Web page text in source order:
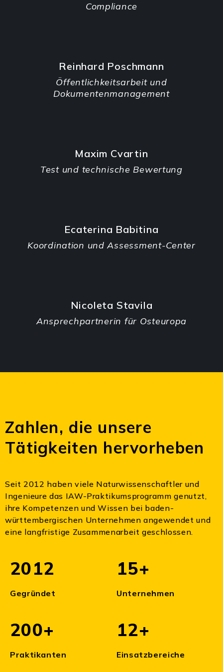
Compliance
Reinhard Poschmann
Öffentlichkeitsarbeit und
Dokumentenmanagement
Maxim Cvartin
Test und technische Bewertung
Ecaterina Babitina
Koordination und Assessment-Center
Nicoleta Stavila
Ansprechpartnerin für Osteuropa
Zahlen, die unsere
Tätigkeiten hervorheben
Seit 2012 haben viele Naturwissenschaftler und
Ingenieure das IAW-Praktikumsprogramm genutzt,
ihre Kompetenzen und Wissen bei baden-
württembergischen Unternehmen angewendet und
eine langfristige Zusammenarbeit geschlossen.
2012
Gegründet
15+
Unternehmen
200+
Praktikanten
12+
Einsatzbereiche